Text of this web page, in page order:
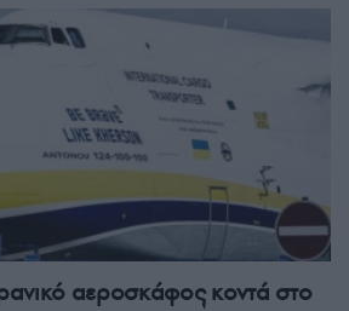
αεροσκάφος κοντά στο